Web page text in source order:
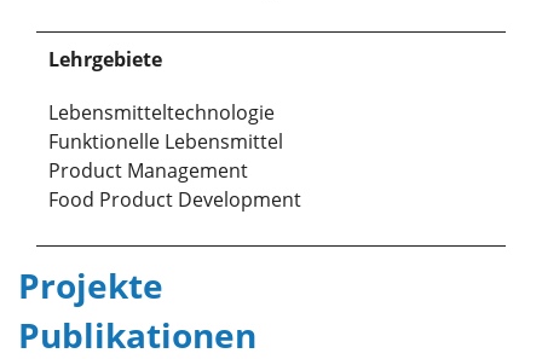
Lehrgebiete
Lebensmitteltechnologie
Funktionelle Lebensmittel
Product Management
Food Product Development
Projekte
Publikationen